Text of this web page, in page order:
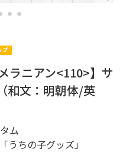
6 7
ラニアン<110>】サ
和文：明朝体/英
ム
うちの子グッズ」